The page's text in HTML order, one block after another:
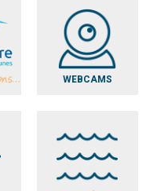
WEBCAMS